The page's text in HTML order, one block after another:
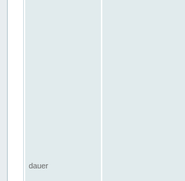
dauer